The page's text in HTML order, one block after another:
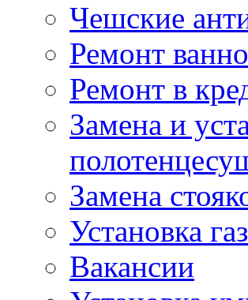
Чешские
Ремонт
Ремонт в
Замена и
Замена
Установка
Вакансии